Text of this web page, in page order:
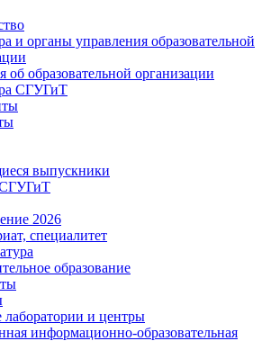
и органы управления образовательной
об образовательной организации
СГУГиТ
выпускники
2026
специалитет
образование
и центры
информационно-образовательная